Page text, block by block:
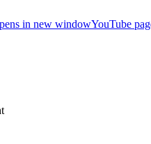
in new windowYouTube